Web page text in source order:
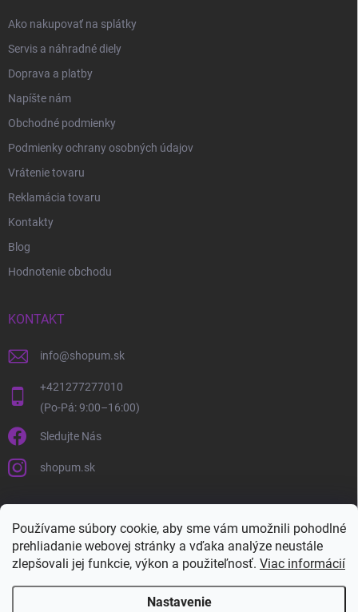
Používame súbory cookie, aby sme vám umožnili pohodlné
prehliadanie webovej stránky a vďaka analýze neustále
zlepšovali jej funkcie, výkon a použiteľnosť. Viac informácií
Nastavenie
Ako nakupovať na splátky
Servis a náhradné diely
Doprava a platby
Napíšte nám
Obchodné podmienky
Podmienky ochrany osobných údajov
Vrátenie tovaru
Reklamácia tovaru
Kontakty
Blog
Hodnotenie obchodu
KONTAKT
info@shopum.sk
+421277277010
Sledujte Nás
shopum.sk